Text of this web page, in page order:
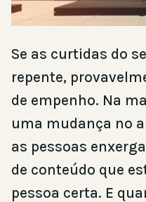
Se as curtidas do
repente,
de empenho. Na
uma mudança no
as pessoas
de conteúdo que
pessoa certa. E